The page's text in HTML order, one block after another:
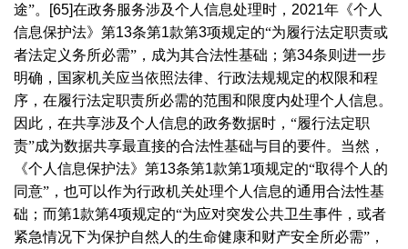
途”。
[65]在政务服务涉及个人信息处理时， 2021年《个人
信息保护法》第13条第1款第3项规定的“为履行法定职责或
者法定义务所必需”，成为其合法性基础；第34条则进一步
明确，国家机关应当依照法律、行政法规规定的权限和程
序，在履行法定职责所必需的范围和限度内处理个人信息。
因此，在共享涉及个人信息的政务数据时，“履行法定职
责”成为数据共享最直接的合法性基础与目的要件。当然，
《个人信息保护法》第13条第1款第1项规定的“取得个人的
同意”，也可以作为行政机关处理个人信息的通用合法性基
础；而第1款第4项规定的“为应对突发公共卫生事件，或者
紧急情况下为保护自然人的生命健康和财产安全所必需”，